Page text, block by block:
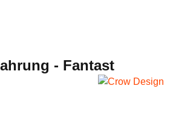
- Fantast